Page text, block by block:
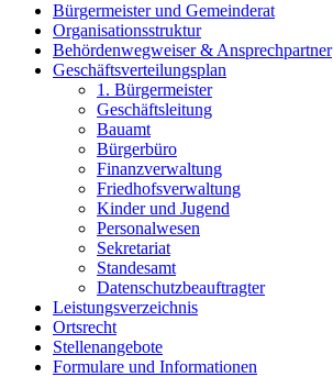
Bürgermeister und Gemeinderat
Organisationsstruktur
Behördenwegweiser & Ansprechpartner
Geschäftsverteilungsplan
1. Bürgermeister
Geschäftsleitung
Bauamt
Bürgerbüro
Finanzverwaltung
Friedhofsverwaltung
Kinder und Jugend
Personalwesen
Sekretariat
Standesamt
Datenschutzbeauftragter
Leistungsverzeichnis
Ortsrecht
Stellenangebote
Formulare und Informationen